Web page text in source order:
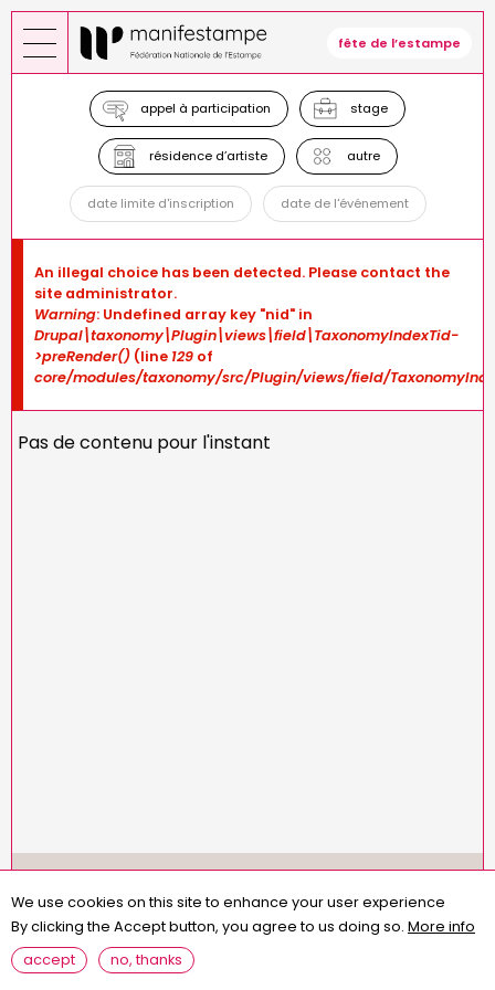
Skip
to
main
fête de l’estampe
appel à participation stage
résidence d’artiste autre
date limite d'inscription date de l'événement
Error
message
An illegal choice has been detected. Please contact the
site administrator.
Warning: Undefined array key "nid" in
Drupal\taxonomy\Plugin\views\field\TaxonomyIndexTid-
>preRender() (line 129 of
core/modules/taxonomy/src/Plugin/views/field/
Pas de contenu pour l'instant
Menu
Pied
de
page
assemblées générales
contact
questions fréquentes
mentions légales
We use cookies on this site to enhance your user experience
By clicking the Accept button, you agree to us doing so. More info
accept
no, thanks